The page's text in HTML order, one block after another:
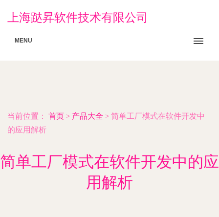
上海跶昇软件技术有限公司
MENU
当前位置： 首页 > 产品大全 > 简单工厂模式在软件开发中
的应用解析
简单工厂模式在软件开发中的应
用解析